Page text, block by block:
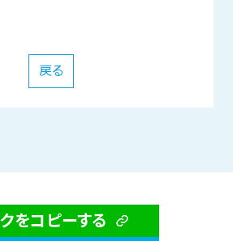
戻る
をコピーする